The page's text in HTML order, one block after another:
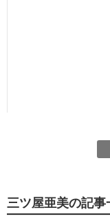
三ツ屋亜美の記事